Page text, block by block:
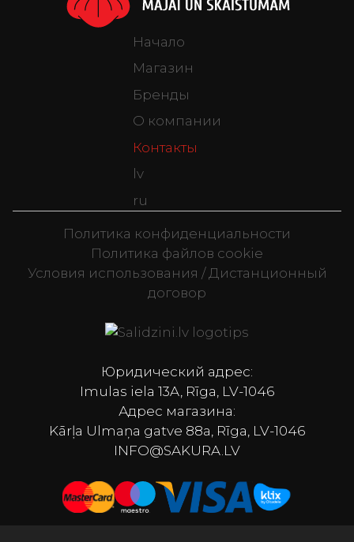
Начало
Магазин
Бренды
О компании
Контакты
lv
ru
Политика конфиденциальности
Политика файлов cookie
Условия использования / Дистанционный
договор
Юридический адрес:
Imulas iela 13A, Rīga, LV-1046
Адрес магазина:
Kārļa Ulmaņa gatve 88a, Rīga, LV-1046
INFO@SAKURA.LV